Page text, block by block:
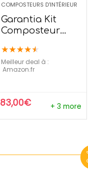
COMPOSTEURS D'INTÉRIEUR
Garantia Kit
Composteur
★★★★★
Meilleur deal à :
Amazon.fr
83,00€ + 3 more